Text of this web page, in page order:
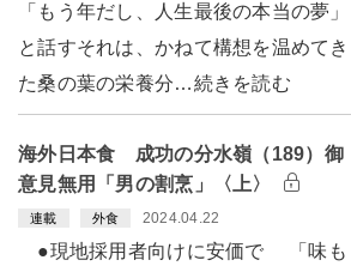
「もう年だし、人生最後の本当の夢」
と話すそれは、かねて構想を温めてき
た桑の葉の栄養分…続きを読む
海外日本食 成功の分水嶺（189）御
意見無用「男の割烹」〈上〉
連載 外食 2024.04.22
●現地採用者向けに安価で 「味も